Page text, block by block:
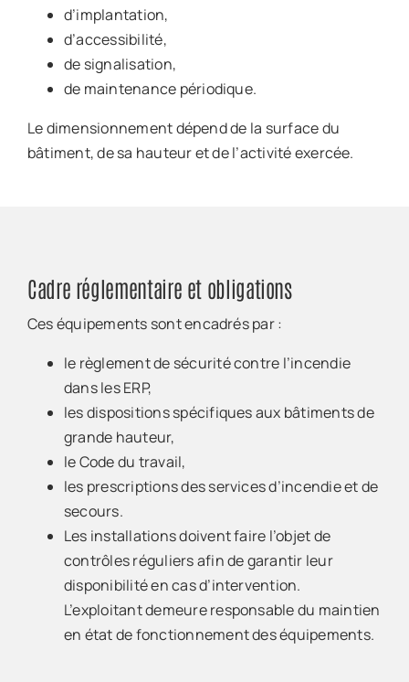
d’implantation,
d’accessibilité,
de signalisation,
de maintenance périodique.
Le dimensionnement dépend de la surface du
bâtiment, de sa hauteur et de l’activité exercée.
Cadre réglementaire et obligations
Ces équipements sont encadrés par :
le règlement de sécurité contre l’incendie
dans les ERP,
les dispositions spécifiques aux bâtiments de
grande hauteur,
le Code du travail,
les prescriptions des services d’incendie et de
secours.
Les installations doivent faire l’objet de
contrôles réguliers afin de garantir leur
disponibilité en cas d’intervention.
L’exploitant demeure responsable du maintien
en état de fonctionnement des équipements.